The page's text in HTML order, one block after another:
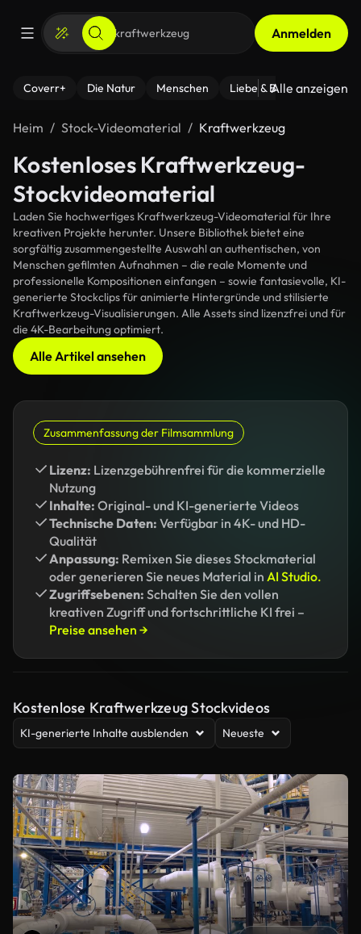
Anmelden
Coverr+ Die Natur Menschen Liebe & Beziehungen
Alle anzeigen
Heim Stock-Videomaterial Kraftwerkzeug
Kostenloses Kraftwerkzeug-
Stockvideomaterial
Laden Sie hochwertiges Kraftwerkzeug-Videomaterial für Ihre
kreativen Projekte herunter. Unsere Bibliothek bietet eine
sorgfältig zusammengestellte Auswahl an authentischen, von
Menschen gefilmten Aufnahmen – die reale Momente und
professionelle Kompositionen einfangen – sowie fantasievolle, KI-
generierte Stockclips für animierte Hintergründe und stilisierte
Kraftwerkzeug-Visualisierungen. Alle Assets sind lizenzfrei und für
die 4K-Bearbeitung optimiert.
Alle Artikel ansehen
Zusammenfassung der Filmsammlung
Lizenz: Lizenzgebührenfrei für die kommerzielle
Nutzung
Inhalte: Original- und KI-generierte Videos
Technische Daten: Verfügbar in 4K- und HD-
Qualität
Anpassung: Remixen Sie dieses Stockmaterial
oder generieren Sie neues Material in AI Studio.
Zugriffsebenen: Schalten Sie den vollen
kreativen Zugriff und fortschrittliche KI frei –
Preise ansehen →
Kostenlose Kraftwerkzeug Stockvideos
KI-generierte Inhalte ausblenden Neueste